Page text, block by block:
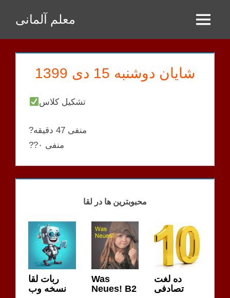
Inhalt
springen
معلم آلمانی Menu
شایان دوشنبه 15 دی 1399
تشکیل کلاس
?منفی 47 دقیقه
??منفی ۰
محبوبترین ها در لقا
ربات لقا
نسخه وب
Was
Neues! B2
ده لغت
تصادفی